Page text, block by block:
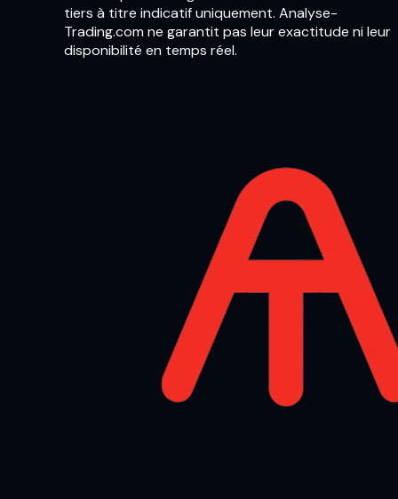
tiers à titre indicatif uniquement. Analyse-
Trading.com ne garantit pas leur exactitude ni leur
disponibilité en temps réel.